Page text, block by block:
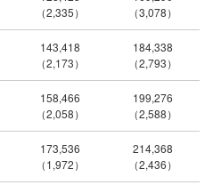
（2,335）
（3,078）
143,418
（2,173）
184,338
（2,793）
158,466
（2,058）
199,276
（2,588）
173,536
（1,972）
214,368
（2,436）